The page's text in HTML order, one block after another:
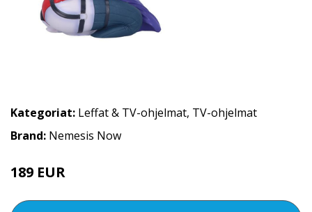
Kategoriat: Leffat & TV-ohjelmat, TV-ohjelmat
Brand: Nemesis Now
189 EUR